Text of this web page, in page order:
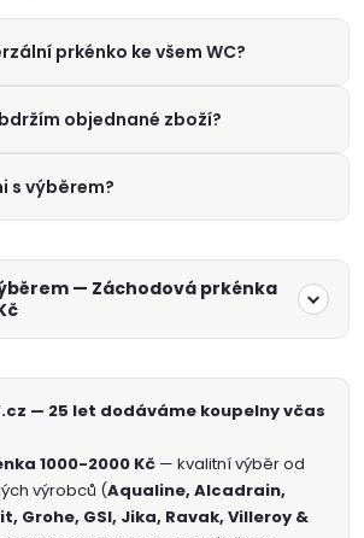
prkénko ke všem WC?
objednané zboží?
s výběrem?
— Záchodová prkénka
— 25 let dodáváme koupelny včas
1000-2000 Kč — kvalitní výběr od
výrobců (Aqualine, Alcadrain,
Grohe, GSI, Jika, Ravak, Villeroy &